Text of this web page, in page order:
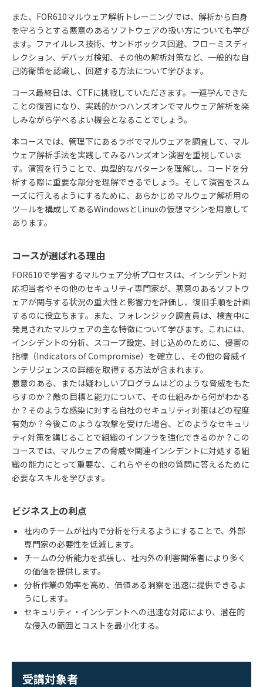
また、 FOR610マルウェア解析トレーニングでは、解析から自身
を守ろうとする悪意のあるソフトウェアの扱い方についても学び
ます。ファイルレス技術、サンドボックス回避、フローミスディ
レクション、デバッガ検知、その他の解析対策など、一般的な自
己防衛策を認識し、回避する方法について学びます。
コース最終日は、CTFに挑戦していただきます。一連学んできた
ことの復習になり、実践的かつハンズオンでマルウェア解析を楽
しみながら学べるよい機会となることでしょう。
本コースでは、管理下にあるラボでマルウェアを調査して、マル
ウェア解析手法を実践してみるハンズオン演習を重視していま
す。演習を行うことで、典型的なパターンを理解し、コードを分
析する際に重要な部分を理解できるでしょう。そして演習をスム
ーズに行えるようにするために、あらかじめマルウェア解析用の
ツールを構成してあるWindowsとLinuxの仮想マシンを用意して
あります。
コースが選ばれる理由
FOR610で学習するマルウェア分析プロセスは、インシデント対
応担当者やその他のセキュリティ専門家が、悪意のあるソフトウ
ェアが関与する状況の重大性と影響力を評価し、復旧手順を計画
するのに役立ちます。また、フォレンジック調査員は、検査中に
発見されたマルウェアの主な特徴について学びます。これには、
インシデントの分析、スコープ設定、封じ込めのために、侵害の
指標（Indicators of Compromise）を確立し、その他の脅威イ
ンテリジェンスの詳細を取得する方法が含まれます。
悪意のある、または疑わしいプログラムはどのような脅威をもた
らすのか？敵の目標と能力について、その仕組みから何がわかる
か？そのような感染に対する自社のセキュリティ対策はどの程度
有効か？今後このような攻撃を受けた場合、どのようなセキュリ
ティ対策を講じることで組織のインフラを強化できるのか？この
コースでは、マルウェアの脅威や関連インシデントに対処する組
織の能力にとって重要な、これらやその他の質問に答えるために
必要なスキルを学びます。
ビジネス上の利点
社内のチームが社内で分析を行えるようにすることで、外部
専門家の必要性を低減します。
チームの分析能力を拡張し、社内外の利害関係者により多く
の価値を提供します。
分析作業の効率を高め、価値ある洞察を迅速に提供できるよ
うにします。
セキュリティ・インシデントへの迅速な対応により、潜在的
な侵入の範囲とコストを最小化する。
受講対象者